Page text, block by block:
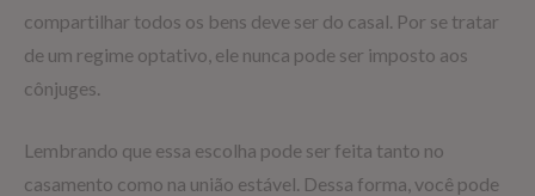
compartilhar todos os bens deve ser do casal. Por se tratar
de um regime optativo, ele nunca pode ser imposto aos
cônjuges.
Lembrando que essa escolha pode ser feita tanto no
casamento como na união estável. Dessa forma, você pode